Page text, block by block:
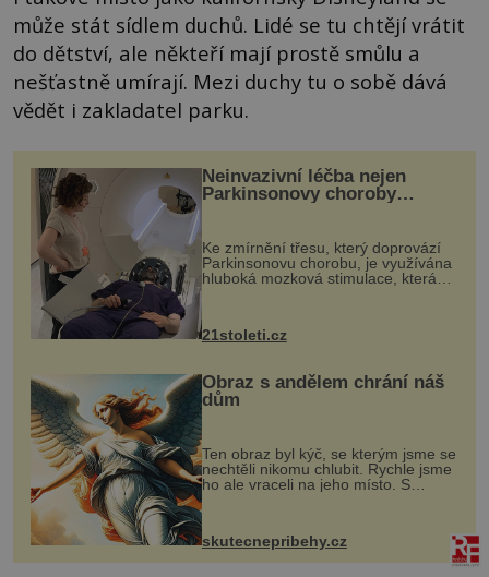
může stát sídlem duchů. Lidé se tu chtějí vrátit
do dětství, ale někteří mají prostě smůlu a
nešťastně umírají. Mezi duchy tu o sobě dává
vědět i zakladatel parku.
Neinvazivní léčba nejen
Parkinsonovy choroby
Ke zmírnění třesu, který doprovází
Parkinsonovu chorobu, je využívána
hluboká mozková stimulace, která
však vyžaduje vysoce invazivní
k dostatečně přesnému zacílení ...
21stoleti.cz
Obraz s andělem chrání náš
dům
Ten obraz byl kýč, se kterým jsme se
nechtěli nikomu chlubit. Rychle jsme
ho ale vraceli na jeho místo. S
manželem Vaškem jsme si pořídili
chaloupku, takový domek na severu
Čech, kde jsme si naplánova...
skutecnepribehy.cz